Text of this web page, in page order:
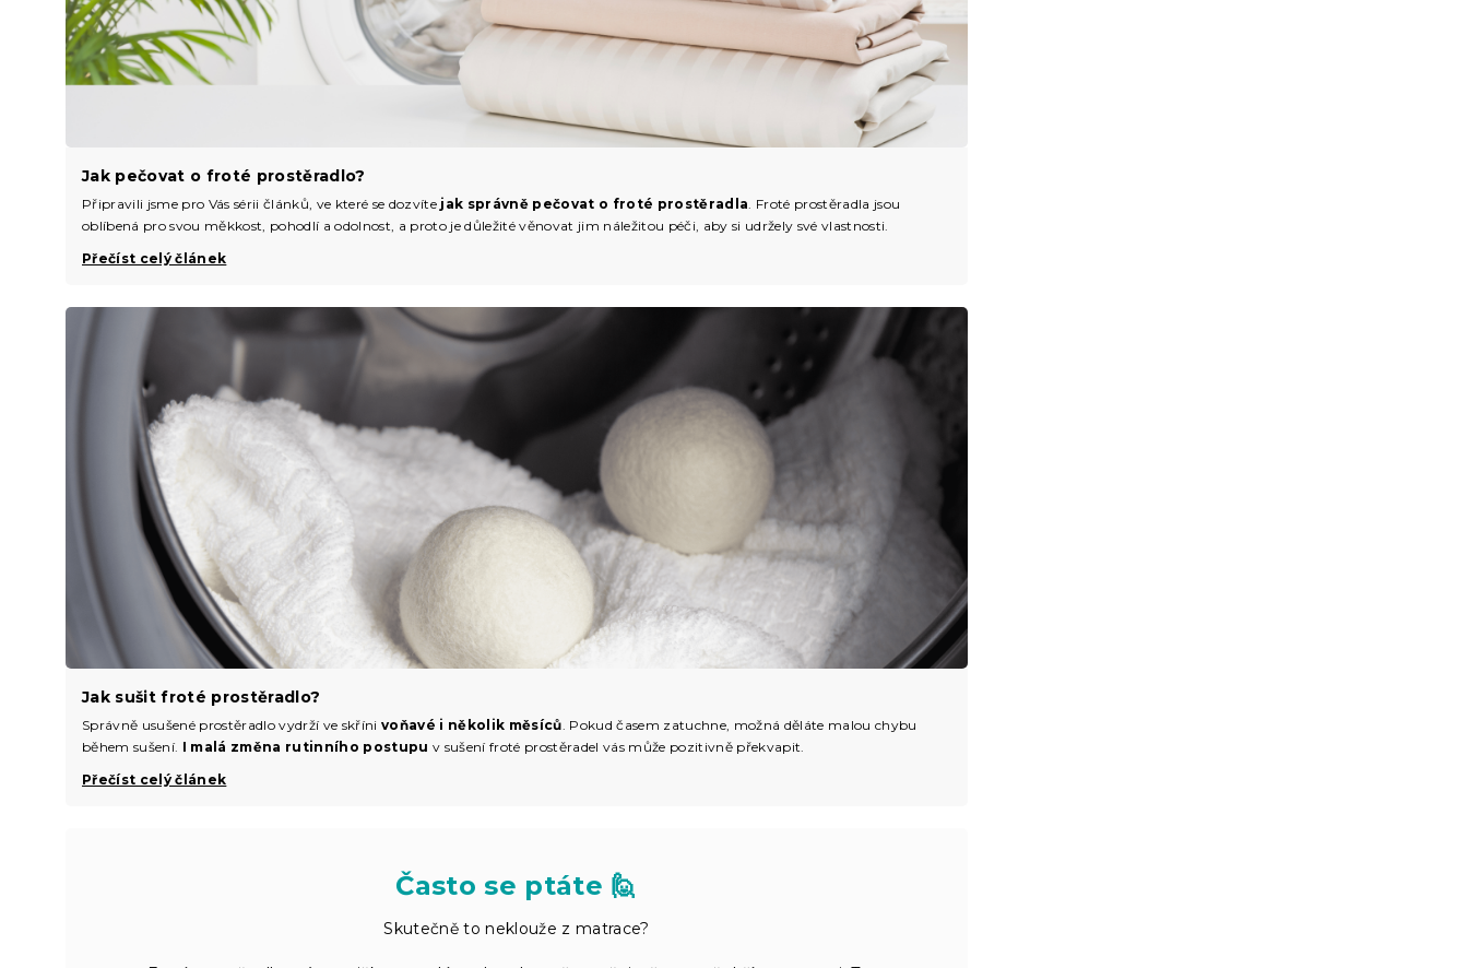
Jak sušit froté prostěradlo?
Správně usušené prostěradlo vydrží ve skříni voňavé i několik měsíců . Pokud časem zatuchne, možná děláte malou chybu
během sušení. I malá změna rutinního postupu v sušení froté prostěradel vás může pozitivně překvapit.
Přečíst celý článek
Jak pečovat o froté prostěradlo?
Připravili jsme pro Vás sérii článků, ve které se dozvíte jak správně pečovat o froté prostěradla. Froté prostěradla jsou
oblíbená pro svou měkkost, pohodlí a odolnost, a proto je důležité věnovat jim náležitou péči, aby si udržely své vlastnosti.
Přečíst celý článek
Často se ptáte 🙋
Skutečně to neklouže z matrace?